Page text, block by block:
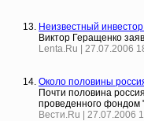
Неизвестный
Виктор Геращенко
Lenta.Ru | 27.07.2006
Около половины
Почти половина
проведенного
Вести.Ru | 27.07.2006